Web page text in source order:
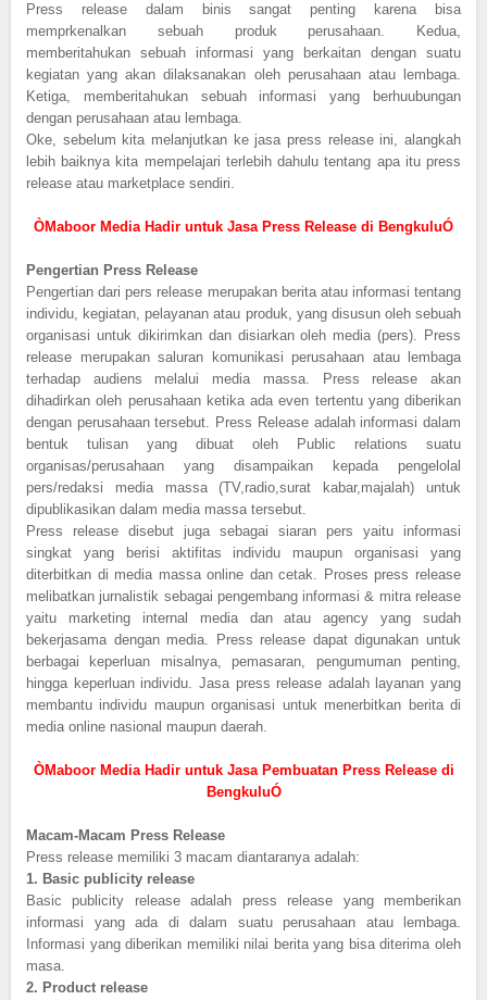
Press release dalam binis sangat penting karena bisa
memprkenalkan sebuah produk perusahaan. Kedua,
memberitahukan sebuah informasi yang berkaitan dengan suatu
kegiatan yang akan dilaksanakan oleh perusahaan atau lembaga.
Ketiga, memberitahukan sebuah informasi yang berhuubungan
dengan perusahaan atau lembaga.
Oke, sebelum kita melanjutkan ke jasa press release ini, alangkah
lebih baiknya kita mempelajari terlebih dahulu tentang apa itu press
release atau marketplace sendiri.
ÒMaboor Media Hadir untuk Jasa Press Release di BengkuluÓ
Pengertian Press Release
Pengertian dari pers release merupakan berita atau informasi tentang
individu, kegiatan, pelayanan atau produk, yang disusun oleh sebuah
organisasi untuk dikirimkan dan disiarkan oleh media (pers). Press
release merupakan saluran komunikasi perusahaan atau lembaga
terhadap audiens melalui media massa. Press release akan
dihadirkan oleh perusahaan ketika ada even tertentu yang diberikan
dengan perusahaan tersebut. Press Release adalah informasi dalam
bentuk tulisan yang dibuat oleh Public relations suatu
organisas/perusahaan yang disampaikan kepada pengelolal
pers/redaksi media massa (TV,radio,surat kabar,majalah) untuk
dipublikasikan dalam media massa tersebut.
Press release disebut juga sebagai siaran pers yaitu informasi
singkat yang berisi aktifitas individu maupun organisasi yang
diterbitkan di media massa online dan cetak. Proses press release
melibatkan jurnalistik sebagai pengembang informasi & mitra release
yaitu marketing internal media dan atau agency yang sudah
bekerjasama dengan media. Press release dapat digunakan untuk
berbagai keperluan misalnya, pemasaran, pengumuman penting,
hingga keperluan individu. Jasa press release adalah layanan yang
membantu individu maupun organisasi untuk menerbitkan berita di
media online nasional maupun daerah.
ÒMaboor Media Hadir untuk Jasa Pembuatan Press Release di
BengkuluÓ
Macam-Macam Press Release
Press release memiliki 3 macam diantaranya adalah:
1. Basic publicity release
Basic publicity release adalah press release yang memberikan
informasi yang ada di dalam suatu perusahaan atau lembaga.
Informasi yang diberikan memiliki nilai berita yang bisa diterima oleh
masa.
2. Product release